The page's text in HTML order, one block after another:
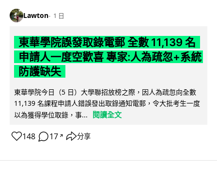
Lawton 1 日
東華學院誤發取錄電郵 全數 11,139 名
申請人一度空歡喜 專家:人為疏忽+系統
防護缺失
東華學院今日（5 日）大學聯招放榜之際，因人為疏忽向全數
11,139 名課程申請人錯誤發出取錄通知電郵，令大批考生一度
以為獲得學位取錄，事...
閱讀全文
148 17 ↗ 分享